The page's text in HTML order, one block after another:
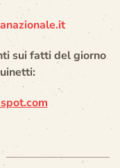
sui fatti del giorno